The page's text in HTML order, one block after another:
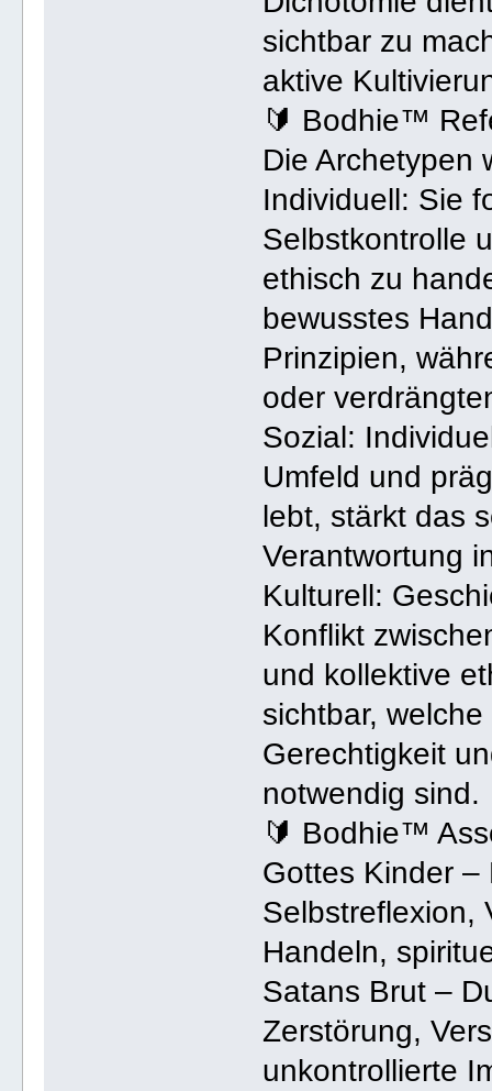
sichtbar zu
aktive
🔰 Bodhie™
Die Archetypen
Individuell: Sie
Selbstkontrolle
ethisch zu
bewusstes
Prinzipien,
oder
Sozial:
Umfeld und
lebt, stärkt das
Verantwortung
Kulturell:
Konflikt
und kollektive
sichtbar,
Gerechtigkeit
notwendig sind.
🔰 Bodhie™
Gottes Kinder –
Selbstreflexion,
Handeln,
Satans Brut –
Zerstörung,
unkontrollierte